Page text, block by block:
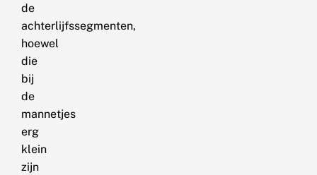
de
achterlijfssegmenten,
hoewel
die
bij
de
mannetjes
erg
klein
zijn